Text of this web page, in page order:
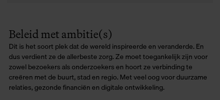
Beleid met ambitie(s)
Dit is het soort plek dat de wereld inspireerde en veranderde. En
dus verdient ze de allerbeste zorg. Ze moet toegankelijk zijn voor
zowel bezoekers als onderzoekers en hoort ze verbinding te
creëren met de buurt, stad en regio. Met veel oog voor duurzame
relaties, gezonde financiën en digitale ontwikkeling.